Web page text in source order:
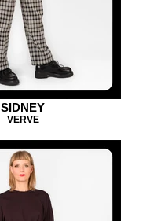
SIDNEY
VERVE